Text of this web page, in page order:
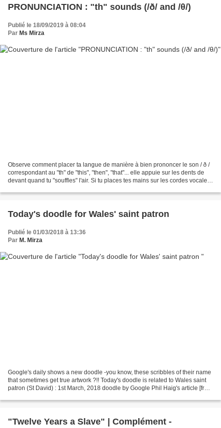
PRONUNCIATION : "th" sounds (/ð/ and /θ/)
Publié le 18/09/2019 à 08:04
Par Ms Mirza
Observe comment placer ta langue de manière à bien prononcer le son / ð /
correspondant au "th" de "this", "then", "that"... elle appuie sur les dents de
devant quand tu "souffles" l'air. Si tu places tes mains sur les cordes vocales,
Today's doodle for Wales' saint patron
Publié le 01/03/2018 à 13:36
Par M. Mirza
Google's daily shows a new doodle -you know, these scribbles of their name
that sometimes get true artwork ?!! Today's doodle is related to Wales saint
patron (St David) : 1st March, 2018 doodle by Google Phil Haig's article [from
"Twelve Years a Slave" | Complément -